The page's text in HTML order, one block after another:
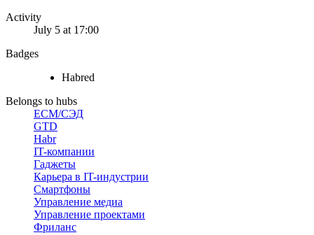
Activity
July 5 at 17:00
Badges
Habred
Belongs to hubs
ECM/СЭД
GTD
Habr
IT-компании
Гаджеты
Карьера в IT-индустрии
Смартфоны
Управление медиа
Управление проектами
Фриланс